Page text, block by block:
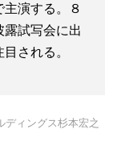
演する。８
露試写会に出
される。
ディングス杉本宏之